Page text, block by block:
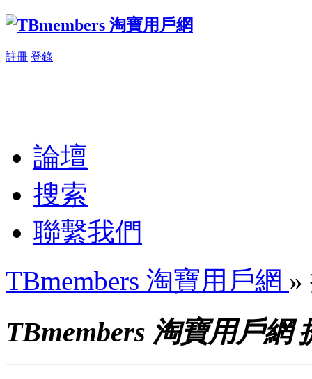
註冊 登錄
論壇
搜索
聯繫我們
TBmembers 淘寶用戶網 »
TBmembers 淘寶用戶網